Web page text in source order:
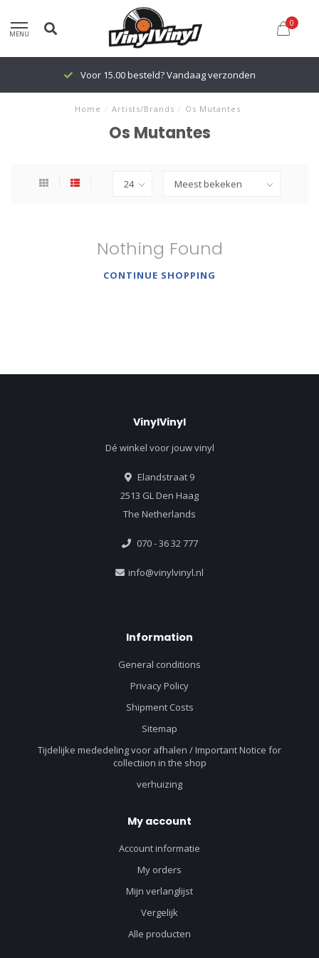
MENU
0
Voor 15.00 besteld? Vandaag verzonden
Home / Artists/Brands / Os Mutantes
Os Mutantes
Nothing Found
CONTINUE SHOPPING
VinylVinyl
Dé winkel voor jouw vinyl
Elandstraat 9
2513 GL Den Haag
The Netherlands
070 - 36 32 777
info@vinylvinyl.nl
Information
General conditions
Privacy Policy
Shipment Costs
Sitemap
Tijdelijke mededeling voor afhalen / Important Notice for
collectiion in the shop
verhuizing
My account
Account informatie
My orders
Mijn verlanglijst
Vergelijk
Alle producten